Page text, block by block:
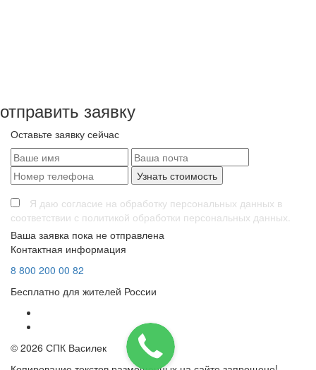
отправить заявку
Оставьте заявку сейчас
Я даю согласие на обработку персональных данных в
соответствии с политикой обработки персональных данных.
Ваша заявка пока не отправлена
Контактная информация
8 800 200 00 82
Бесплатно для жителей России
© 2026 СПК Василек